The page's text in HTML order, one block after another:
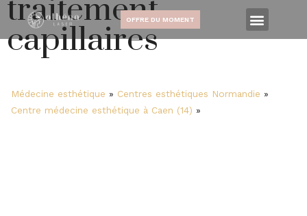
OFFRE DU MOMENT
traitement
capillaires
Médecine esthétique » Centres esthétiques Normandie »
Centre médecine esthétique à Caen (14) »